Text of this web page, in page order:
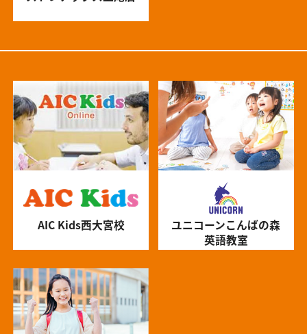
AIC Kids西大宮校
ユニコーンこんばの森
英語教室